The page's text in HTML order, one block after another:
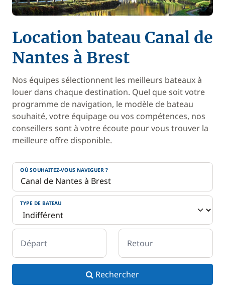
Location bateau Canal de
Nantes à Brest
Nos équipes sélectionnent les meilleurs bateaux à
louer dans chaque destination. Quel que soit votre
programme de navigation, le modèle de bateau
souhaité, votre équipage ou vos compétences, nos
conseillers sont à votre écoute pour vous trouver la
meilleure offre disponible.
OÙ SOUHAITEZ-VOUS NAVIGUER ?
TYPE DE BATEAU
Départ Retour
Rechercher